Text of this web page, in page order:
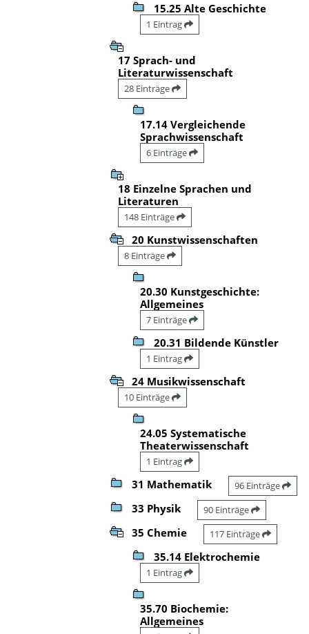
15.25 Alte Geschichte
1 Eintrag
17 Sprach- und
Literaturwissenschaft
28 Einträge
17.14 Vergleichende
Sprachwissenschaft
6 Einträge
18 Einzelne Sprachen und
Literaturen
148 Einträge
20 Kunstwissenschaften
8 Einträge
20.30 Kunstgeschichte:
Allgemeines
7 Einträge
20.31 Bildende Künstler
1 Eintrag
24 Musikwissenschaft
10 Einträge
24.05 Systematische
Theaterwissenschaft
1 Eintrag
31 Mathematik 96 Einträge
33 Physik 90 Einträge
35 Chemie 117 Einträge
35.14 Elektrochemie
1 Eintrag
35.70 Biochemie:
Allgemeines